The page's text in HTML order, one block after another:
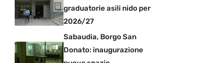
graduatorie asili nido per
2026/27
Sabaudia, Borgo San
Donato: inaugurazione